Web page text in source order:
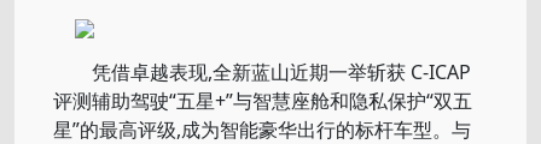
凭借卓越表现,全新蓝山近期一举斩获 C-ICAP
评测辅助驾驶“五星+”与智慧座舱和隐私保护“双五
星”的最高评级,成为智能豪华出行的标杆车型。与